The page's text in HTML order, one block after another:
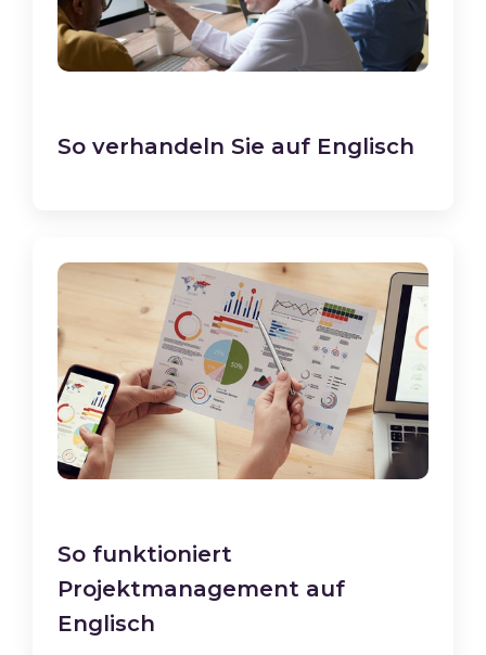
So verhandeln Sie auf Englisch
So funktioniert
Projektmanagement auf
Englisch